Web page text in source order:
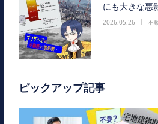
にも大きな悪
2026.05.26 不
ピックアップ記事